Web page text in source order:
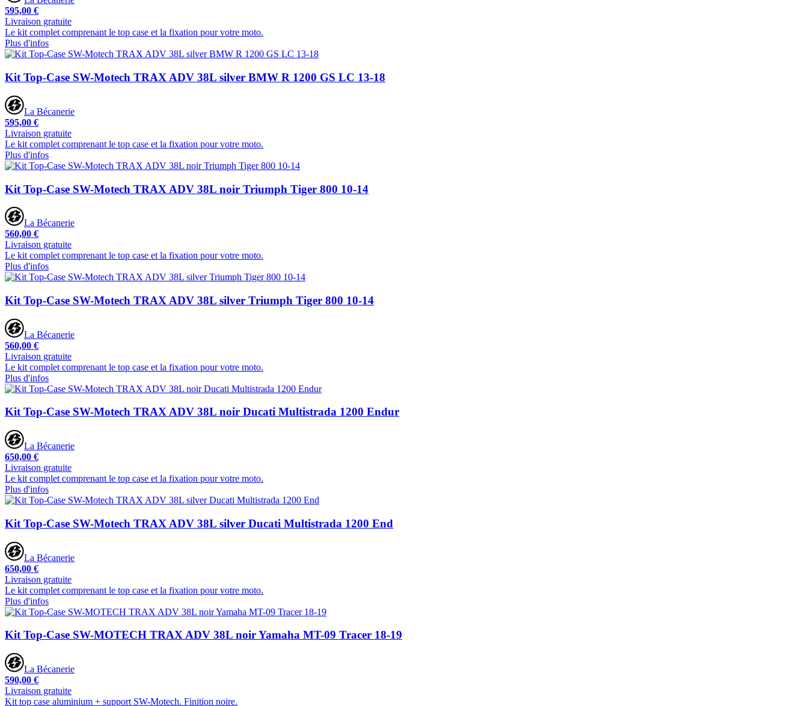
595,00 €
Livraison gratuite
Le kit complet comprenant le top case et la fixation pour votre moto.
Plus d'infos
Kit Top-Case SW-Motech TRAX ADV 38L silver BMW R 1200 GS LC 13-18
La Bécanerie
595,00 €
Livraison gratuite
Le kit complet comprenant le top case et la fixation pour votre moto.
Plus d'infos
Kit Top-Case SW-Motech TRAX ADV 38L noir Triumph Tiger 800 10-14
La Bécanerie
560,00 €
Livraison gratuite
Le kit complet comprenant le top case et la fixation pour votre moto.
Plus d'infos
Kit Top-Case SW-Motech TRAX ADV 38L silver Triumph Tiger 800 10-14
La Bécanerie
560,00 €
Livraison gratuite
Le kit complet comprenant le top case et la fixation pour votre moto.
Plus d'infos
Kit Top-Case SW-Motech TRAX ADV 38L noir Ducati Multistrada 1200 Endur
La Bécanerie
650,00 €
Livraison gratuite
Le kit complet comprenant le top case et la fixation pour votre moto.
Plus d'infos
Kit Top-Case SW-Motech TRAX ADV 38L silver Ducati Multistrada 1200 End
La Bécanerie
650,00 €
Livraison gratuite
Le kit complet comprenant le top case et la fixation pour votre moto.
Plus d'infos
Kit Top-Case SW-MOTECH TRAX ADV 38L noir Yamaha MT-09 Tracer 18-19
La Bécanerie
590,00 €
Livraison gratuite
Kit top case aluminium + support SW-Motech. Finition noire.